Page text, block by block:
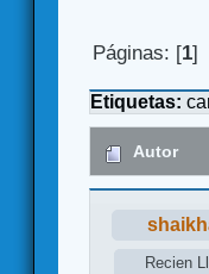
Páginas: [1]
Etiquetas:
Autor
Recien